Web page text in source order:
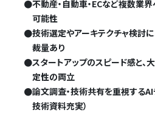
●不動産・自動車・ECなど複数業
可能性
●技術選定やアーキテクチャ検討
裁量あり
●スタートアップのスピード感と、
定性の両立
●論文調査・技術共有を重視するAI
技術資料充実）